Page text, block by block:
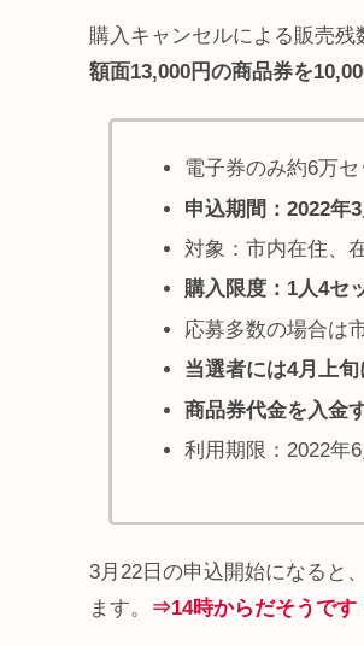
購入キャンセルによる販売残
額面13,000円の商品券を
電子券のみ約6万セ
申込期間：2022年
対象：市内在住、
購入限度：1人4セ
応募多数の場合は
当選者には4月上
商品券代金を入金
利用期限：2022年
3月22日の申込開始になると
ます。
⇒14時からだそうです